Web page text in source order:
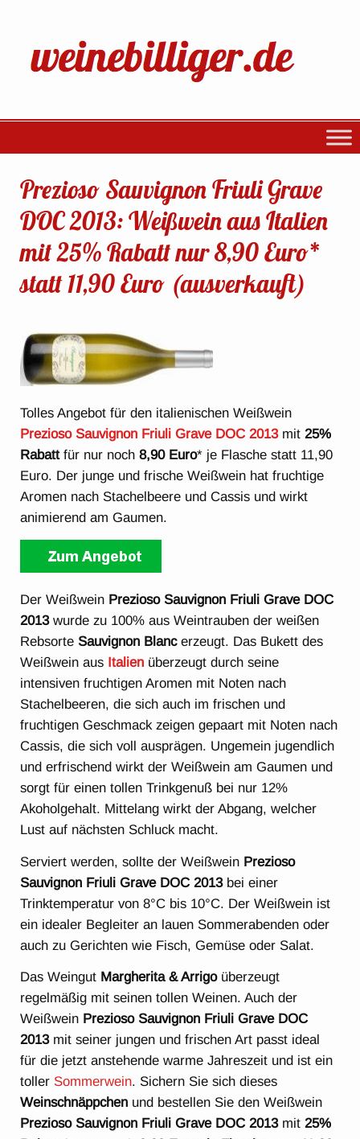
Prezioso Sauvignon Friuli Grave
DOC 2013: Weißwein aus Italien
mit 25% Rabatt nur 8,90 Euro*
statt 11,90 Euro (ausverkauft)
Tolles Angebot für den italienischen Weißwein
Prezioso Sauvignon Friuli Grave DOC 2013mit25%
Rabattfür nur noch8,90 Euro* je Flasche statt 11,90
Euro. Der junge und frische Weißwein hat fruchtige
Aromen nach Stachelbeere und Cassis und wirkt
animierend am Gaumen.
Der Weißwein Prezioso Sauvignon Friuli Grave DOC
2013wurde zu 100% aus Weintrauben der weißen
Rebsorte Sauvignon Blancerzeugt. Das Bukett des
Weißwein aus Italien überzeugt durch seine
intensiven fruchtigen Aromen mit Noten nach
Stachelbeeren, die sich auch im frischen und
fruchtigen Geschmack zeigen gepaart mit Noten nach
Cassis, die sich voll ausprägen. Ungemein jugendlich
und erfrischend wirkt der Weißwein am Gaumen und
sorgt für einen tollen Trinkgenuß bei nur 12%
Akoholgehalt. Mittelang wirkt der Abgang, welcher
Lust auf nächsten Schluck macht.
Serviert werden, sollte der Weißwein Prezioso
Sauvignon Friuli Grave DOC 2013bei einer
Trinktemperatur von 8°C bis 10°C. Der Weißwein ist
ein idealer Begleiter an lauen Sommerabenden oder
auch zu Gerichten wie Fisch, Gemüse oder Salat.
Das Weingut Margherita & Arrigoüberzeugt
regelmäßig mit seinen tollen Weinen. Auch der
Weißwein Prezioso Sauvignon Friuli Grave DOC
2013mit seiner jungen und frischen Art passt ideal
für die jetzt anstehende warme Jahreszeit und ist ein
toller Sommerwein. Sichern Sie sich dieses
Weinschnäppchen und bestellen Sie den Weißwein
Prezioso Sauvignon Friuli Grave DOC 2013mit25%